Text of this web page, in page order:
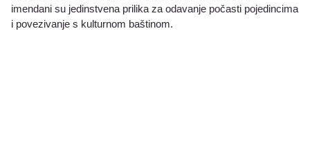
imendani su jedinstvena prilika za odavanje počasti pojedincima
i povezivanje s kulturnom baštinom.